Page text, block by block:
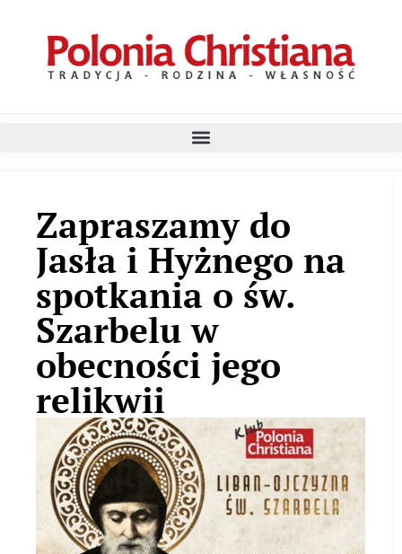
Zapraszamy do
Jasła i Hyżnego na
spotkania o św.
Szarbelu w
obecności jego
relikwii